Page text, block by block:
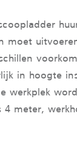
moet
in hoogte
werkplek
4 meter,